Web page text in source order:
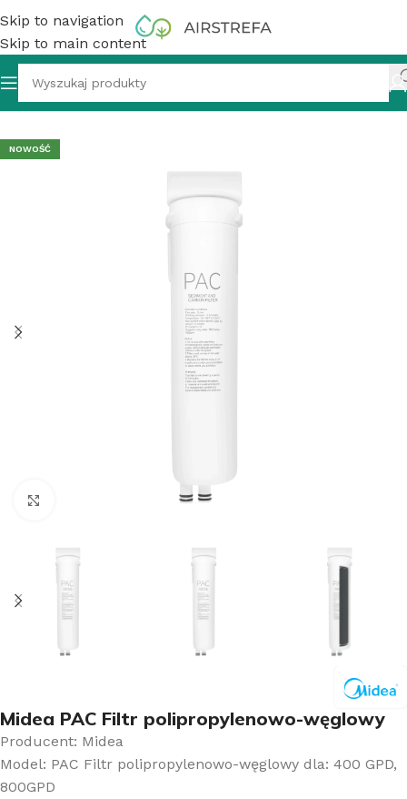
Skip to navigation
Skip to main content
wody»Midea PAC Filtr polipropylenowo-węglowy
NOWOŚĆ
Kliknij aby powiększyć
Midea PAC Filtr polipropylenowo-węglowy
Producent: Midea
Model: PAC Filtr polipropylenowo-węglowy dla: 400 GPD,
800GPD